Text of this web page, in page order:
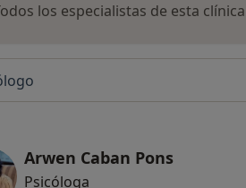
los especialistas de esta
Arwen Caban Pons
Psicóloga